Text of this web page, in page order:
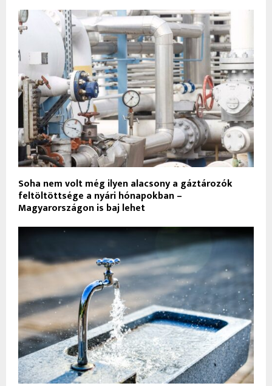
Soha nem volt még ilyen alacsony a gáztározók
feltöltöttsége a nyári hónapokban –
Magyarországon is baj lehet